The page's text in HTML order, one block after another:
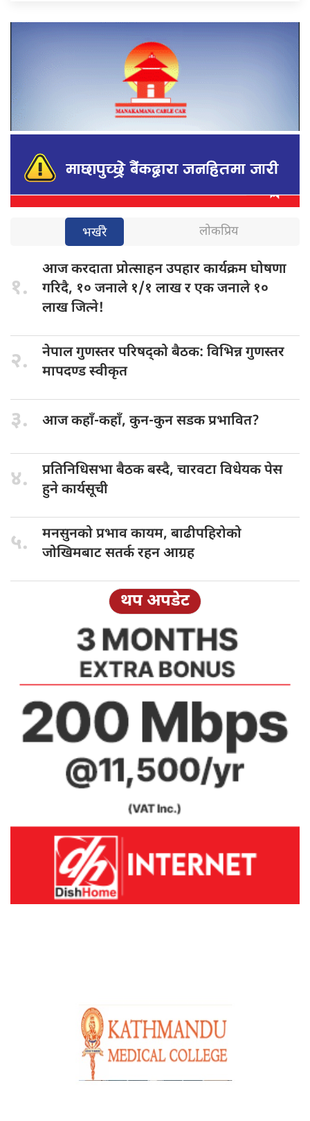
भर्खरै लोकप्रिय
१.
आज करदाताप्रोत्साहन उपहार कार्यक्रम घोषणा
गरिदै, १० जनाले १/१ लाख र एक जनाले १०
लाख जित्ने!
२. नेपाल गुणस्तरपरिषद्को बैठक: विभिन्न गुणस्तर
मापदण्ड स्वीकृत
३. आज कहाँ-कहाँ, कुन-कुन सडक प्रभावित?
४. प्रतिनिधिसभा बैठकबस्दै, चारवटा विधेयक पेस
हुने कार्यसूची
५. मनसुनको प्रभावकायम, बाढीपहिरोको
जोखिमबाट सतर्क रहन आग्रह
थप अपडेट